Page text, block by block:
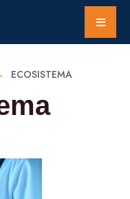
ECOSISTEMA